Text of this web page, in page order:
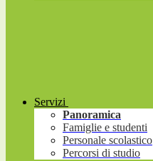
Servizi
Panoramica
Famiglie e studenti
Personale scolastico
Percorsi di studio